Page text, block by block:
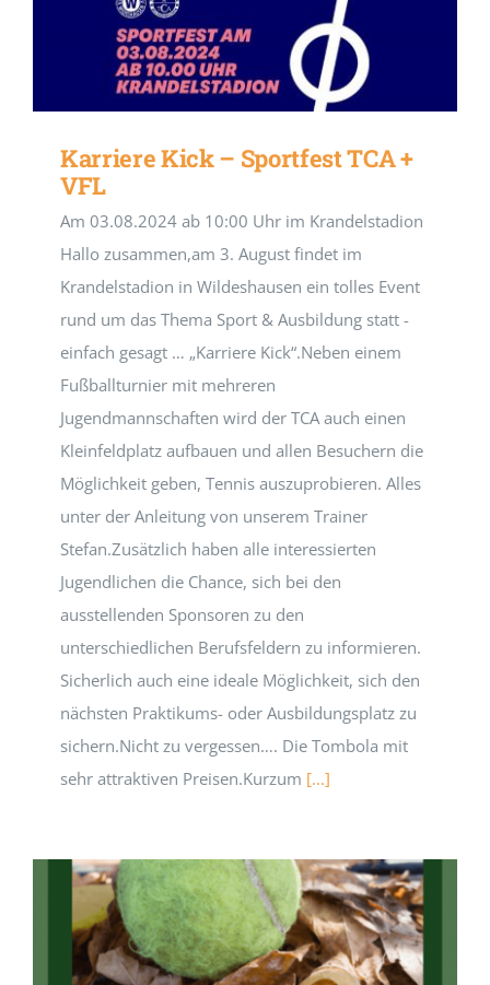
Karriere Kick – Sportfest TCA +
VFL
Am 03.08.2024 ab 10:00 Uhr im Krandelstadion
Hallo zusammen,am 3. August findet im
Krandelstadion in Wildeshausen ein tolles Event
rund um das Thema Sport & Ausbildung statt -
einfach gesagt … „Karriere Kick“.Neben einem
Fußballturnier mit mehreren
Jugendmannschaften wird der TCA auch einen
Kleinfeldplatz aufbauen und allen Besuchern die
Möglichkeit geben, Tennis auszuprobieren. Alles
unter der Anleitung von unserem Trainer
Stefan.Zusätzlich haben alle interessierten
Jugendlichen die Chance, sich bei den
ausstellenden Sponsoren zu den
unterschiedlichen Berufsfeldern zu informieren.
Sicherlich auch eine ideale Möglichkeit, sich den
nächsten Praktikums- oder Ausbildungsplatz zu
sichern.Nicht zu vergessen…. Die Tombola mit
sehr attraktiven Preisen.Kurzum [...]